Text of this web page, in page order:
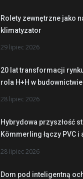
Rolety zewnętrzne jako
klimatyzator
29 lipiec 2026
20 lat transformacji
rola H+H w budownictwie
28 lipiec 2026
Hybrydowa przyszłość
Kömmerling łączy PVC i
28 lipiec 2026
Dom pod inteligentną